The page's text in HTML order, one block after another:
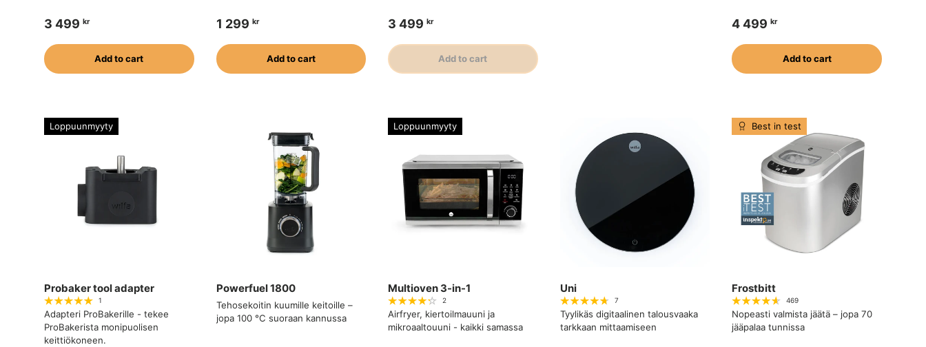
3 499 kr
Add to cart
1 299 kr
Add to cart
3 499 kr
Add to cart
4 499 kr
Add to cart
Loppuunmyyty
Probaker tool adapter
1
Adapteri ProBakerille - tekee
ProBakerista monipuolisen
keittiökoneen.
Powerfuel 1800
Tehosekoitin kuumille keitoille –
jopa 100 °C suoraan kannussa
Loppuunmyyty
Multioven 3-in-1
2
Airfryer, kiertoilmauuni ja
mikroaaltouuni - kaikki samassa
Uni
7
Tyylikäs digitaalinen talousvaaka
tarkkaan mittaamiseen
Best in test
Frostbitt
469
Nopeasti valmista jäätä – jopa 70
jääpalaa tunnissa